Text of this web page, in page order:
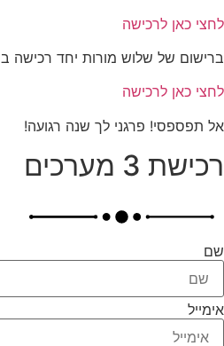
לחצי כאן לרכישה
ברישום של שלוש מורות יחד רכישה ב 49 שח בלבד!
לחצי כאן לרכישה
אל תפספסי! פרגני לך שנה רגועה!
רכישת 3 מערכים
שם
אימייל